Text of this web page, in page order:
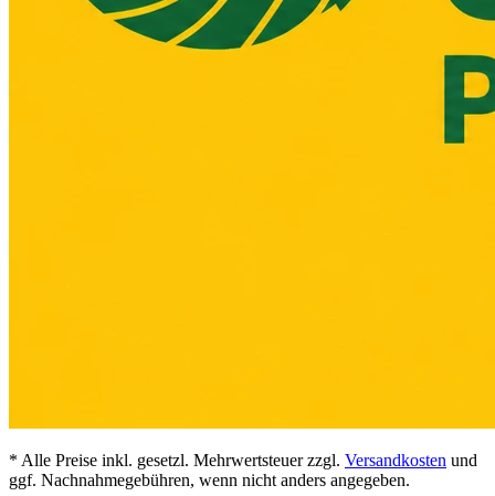
* Alle Preise inkl. gesetzl. Mehrwertsteuer zzgl. Versandkosten und
ggf. Nachnahmegebühren, wenn nicht anders angegeben.